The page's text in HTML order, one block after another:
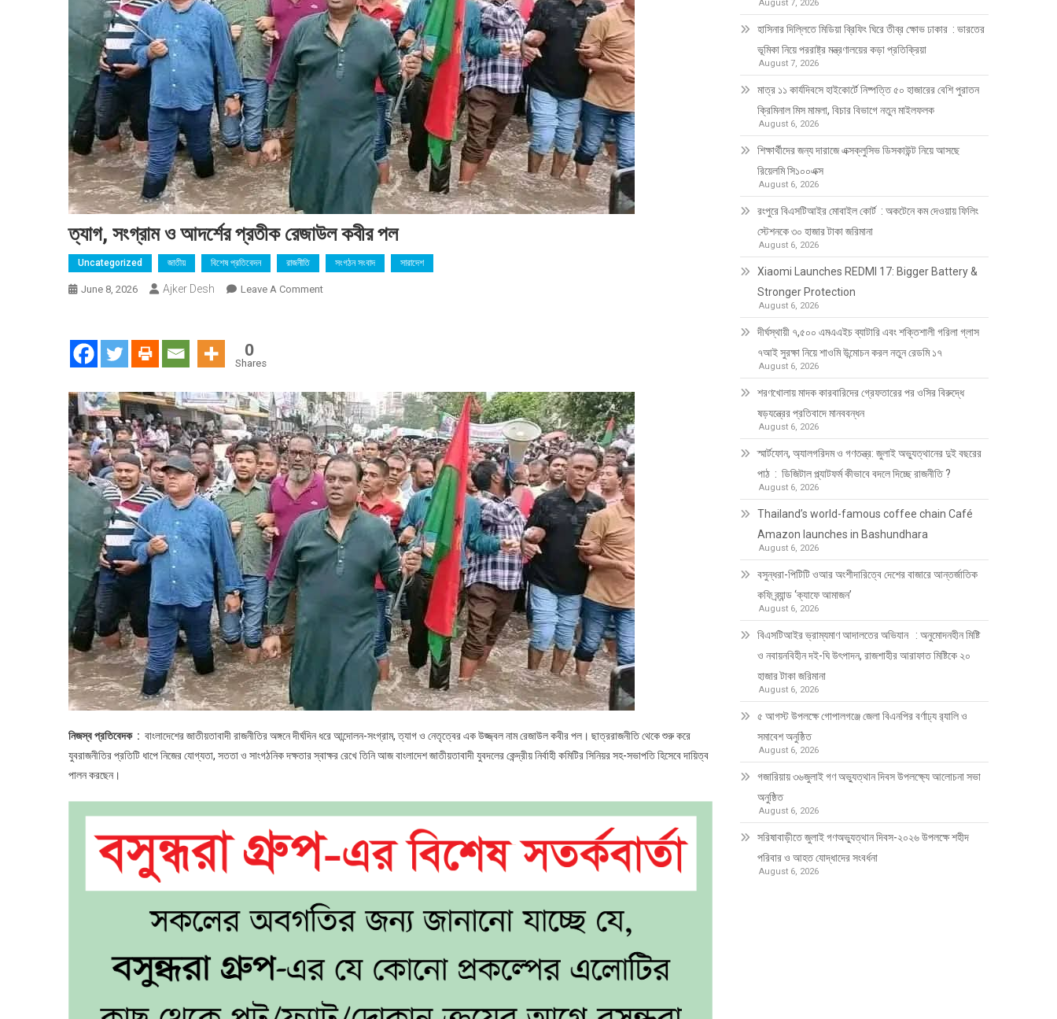
ত্যাগ, সংগ্রাম ও আদর্শের প্রতীক রেজাউল কবীর পল
Uncategorized জাতীয় বিশেষ প্রতিবেদন রাজনীতি সংগঠন সংবাদ সারাদেশ
June 8, 2026 Ajker Desh Leave A CommentOn
রেজাউল
কবীর
পল
0
Shares
নিজস্ব প্রতিবেদক : বাংলাদেশের জাতীয়তাবাদী রাজনীতির অঙ্গনে দীর্ঘদিন ধরে আন্দোলন-সংগ্রাম, ত্যাগ ও নেতৃত্বের এক উজ্জ্বল নাম রেজাউল কবীর পল। ছাত্ররাজনীতি থেকে শুরু করে
যুবরাজনীতির প্রতিটি ধাপে নিজের যোগ্যতা, সততা ও সাংগঠনিক দক্ষতার স্বাক্ষর রেখে তিনি আজ বাংলাদেশ জাতীয়তাবাদী যুবদলের কেন্দ্রীয় নির্বাহী কমিটির সিনিয়র সহ-সভাপতি হিসেবে দায়িত্ব
পালন করছেন।
August 7, 2026
হাসিনার দিল্লিতে মিডিয়া ব্রিফিং ঘিরে তীব্র ক্ষোভ ঢাকার : ভারতের
ভূমিকা নিয়ে পররাষ্ট্র মন্ত্রণালয়ের কড়া প্রতিক্রিয়া
August 7, 2026
মাত্র ১১ কার্যদিবসে হাইকোর্টে নিষ্পত্তি ৫০ হাজারের বেশি পুরাতন
ক্রিমিনাল মিস মামলা, বিচার বিভাগে নতুন মাইলফলক
August 6, 2026
শিক্ষার্থীদের জন্য দারাজে এক্সক্লুসিভ ডিসকাউন্ট নিয়ে আসছে
রিয়েলমি সি১০০এক্স
August 6, 2026
রংপুরে বিএসটিআইর মোবাইল কোর্ট : অকটেনে কম দেওয়ায় ফিলিং
স্টেশনকে ৩০ হাজার টাকা জরিমানা
August 6, 2026
Xiaomi Launches REDMI 17: Bigger Battery &
Stronger Protection
August 6, 2026
দীর্ঘস্থায়ী ৭,৫০০ এমএএইচ ব্যাটারি এবং শক্তিশালী গরিলা গ্লাস
৭আই সুরক্ষা নিয়ে শাওমি উন্মোচন করল নতুন রেডমি ১৭
August 6, 2026
শরণখোলায় মাদক কারবারিদের গ্রেফতারের পর ওসির বিরুদ্ধে
ষড়যন্ত্রের প্রতিবাদে মানববন্ধন
August 6, 2026
স্মার্টফোন, অ্যালগরিদম ও গণতন্ত্র: জুলাই অভ্যুত্থানের দুই বছরের
পাঠ : ডিজিটাল প্ল্যাটফর্ম কীভাবে বদলে দিচ্ছে রাজনীতি ?
August 6, 2026
Thailand’s world-famous coffee chain Café
Amazon launches in Bashundhara
August 6, 2026
বসুন্ধরা-পিটিটি ওআর অংশীদারিত্বে দেশের বাজারে আন্তর্জাতিক
কফি ব্র্যান্ড ‘ক্যাফে আমাজন’
August 6, 2026
বিএসটিআইর ভ্রাম্যমাণ আদালতের অভিযান : অনুমোদনহীন মিষ্টি
ও নবায়নবিহীন দই-ঘি উৎপাদন, রাজশাহীর আরাফাত মিষ্টিকে ২০
হাজার টাকা জরিমানা
August 6, 2026
৫ আগস্ট উপলক্ষে গোপালগঞ্জে জেলা বিএনপির বর্ণাঢ্য র‍্যালি ও
সমাবেশ অনুষ্ঠিত
August 6, 2026
গজারিয়ায় ৩৬জুলাই গণ অভ্যুত্থান দিবস উপলক্ষ্যে আলোচনা সভা
অনুষ্ঠিত
August 6, 2026
সরিষাবাড়ীতে জুলাই গণঅভ্যুত্থান দিবস-২০২৬ উপলক্ষে শহীদ
পরিবার ও আহত যোদ্ধাদের সংবর্ধনা
August 6, 2026